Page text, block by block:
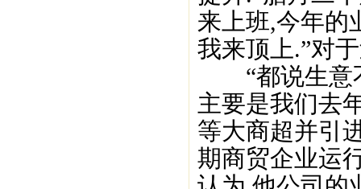
来上班,今年的
我来顶上.”对
“都说生意不
主要是我们去
等大商超并引
期商贸企业运